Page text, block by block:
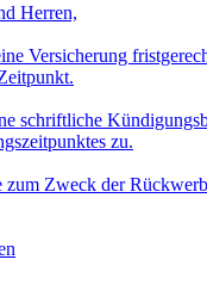
Herren,
Versicherung
schriftliche
zu.
zum Zweck der